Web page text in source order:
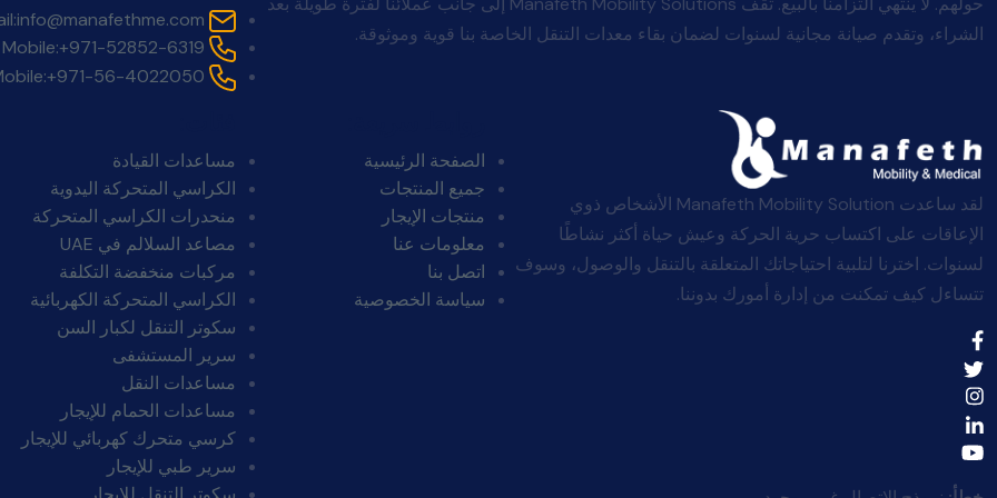
الشراء، وتقدم صيانة مجانية لسنوات لضمان بقاء معدات التنقل الخاصة بنا قوية وموثوقة.
info@manafethme.com
Mobile:+971-52852-6319
+971-56-4022050
لقد ساعدت Manafeth Mobility Solution الأشخاص ذوي
الإعاقات على اكتساب حرية الحركة وعيش حياة أكثر نشاطًا
لسنوات. اخترنا لتلبية احتياجاتك المتعلقة بالتنقل والوصول، وسوف
تتساءل كيف تمكنت من إدارة أمورك بدوننا.
الصفحة الرئيسية
جميع المنتجات
منتجات الإيجار
معلومات عنا
اتصل بنا
سياسة الخصوصية
مساعدات القيادة
الكراسي المتحركة اليدوية
منحدرات الكراسي المتحركة
مصاعد السلالم في UAE
مركبات منخفضة التكلفة
الكراسي المتحركة الكهربائية
سكوتر التنقل لكبار السن
سرير المستشفى
مساعدات النقل
مساعدات الحمام للإيجار
كرسي متحرك كهربائي للإيجار
سرير طبي للإيجار